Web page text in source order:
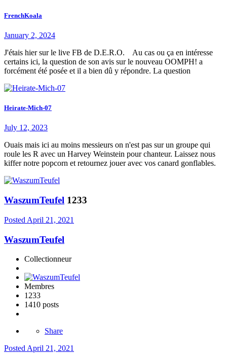
FrenchKoala
January 2, 2024
J'étais hier sur le live FB de D.E.R.O. Au cas ou ça en intéresse
certains ici, la question de son avis sur le nouveau OOMPH! a
forcément été posée et il a bien dû y répondre. La question
Heirate-Mich-07
July 12, 2023
Ouais mais ici au moins messieurs on n'est pas sur un groupe qui
roule les R avec un Harvey Weinstein pour chanteur. Laissez nous
kiffer notre popcorn et retournez jouer avec vos canard gonflables.
WaszumTeufel 1233
Posted April 21, 2021
WaszumTeufel
Collectionneur
Membres
1233
1410 posts
Share
Posted April 21, 2021